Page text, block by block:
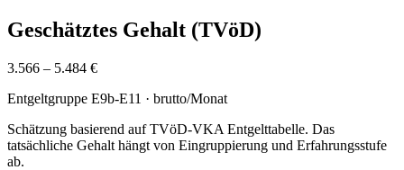
Geschätztes Gehalt (TVöD)
3.566 – 5.484 €
Entgeltgruppe E9b-E11 · brutto/Monat
Schätzung basierend auf TVöD-VKA Entgelttabelle. Das
tatsächliche Gehalt hängt von Eingruppierung und Erfahrungsstufe
ab.